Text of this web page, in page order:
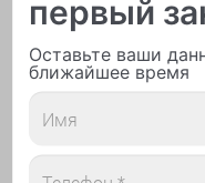
первый
Оставьте ваши
ближайшее время